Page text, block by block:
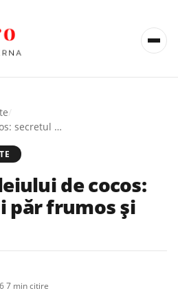
/
Beneficiile uleiului de cocos: secretul unui păr frumos și hidratat
de cocos:
păr frumos și
7 min citire